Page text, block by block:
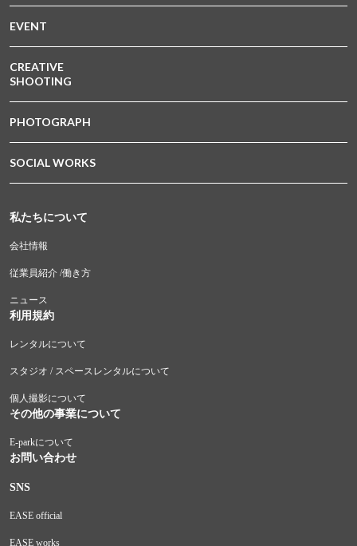
EVENT
CREATIVE
SHOOTING
PHOTOGRAPH
SOCIAL WORKS
私たちについて
会社情報
従業員紹介 /働き方
ニュース
利用規約
レンタルについて
スタジオ / スペースレンタルについて
個人撮影について
その他の事業について
E-parkについて
お問い合わせ
SNS
EASE official
EASE works